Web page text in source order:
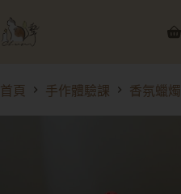
首頁 手作體驗課 香氛蠟燭